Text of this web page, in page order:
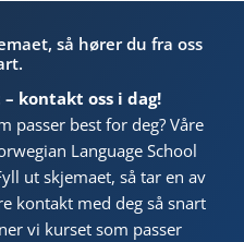
så hører du fra oss
kontakt oss i dag!
passer best for deg? Våre
Language School
ut skjemaet, så tar en av
kontakt med deg så snart
vi kurset som passer